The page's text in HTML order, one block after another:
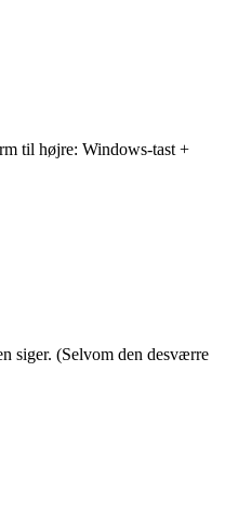
til højre: Windows-tast +
siger. (Selvom den desværre